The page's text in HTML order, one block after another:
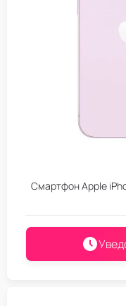
Смартфон Apple